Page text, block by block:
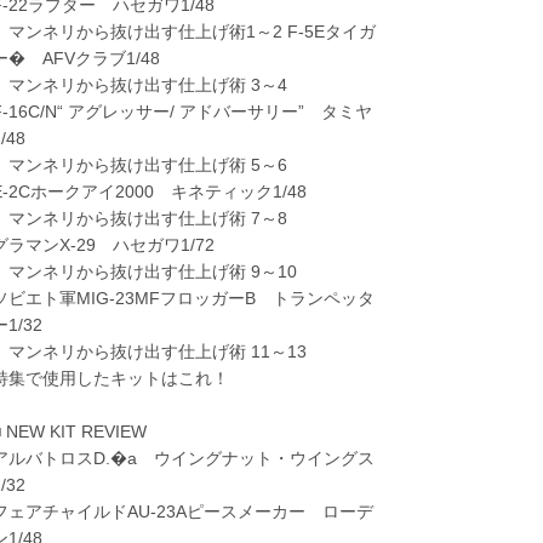
22ラプター ハセガワ1/48
ンネリから抜け出す仕上げ術1～2 F-5Eタイガ
� AFVクラブ1/48
ンネリから抜け出す仕上げ術 3～4
16C/N“ アグレッサー/ アドバーサリー” タミヤ
48
ンネリから抜け出す仕上げ術 5～6
2Cホークアイ2000 キネティック1/48
ンネリから抜け出す仕上げ術 7～8
ラマンX-29 ハセガワ1/72
ンネリから抜け出す仕上げ術 9～10
ビエト軍MIG-23MFフロッガーB トランペッタ
1/32
ンネリから抜け出す仕上げ術 11～13
集で使用したキットはこれ！
NEW KIT REVIEW
ルバトロスD.�a ウイングナット・ウイングス
32
ェアチャイルドAU-23Aピースメーカー ローデ
1/48